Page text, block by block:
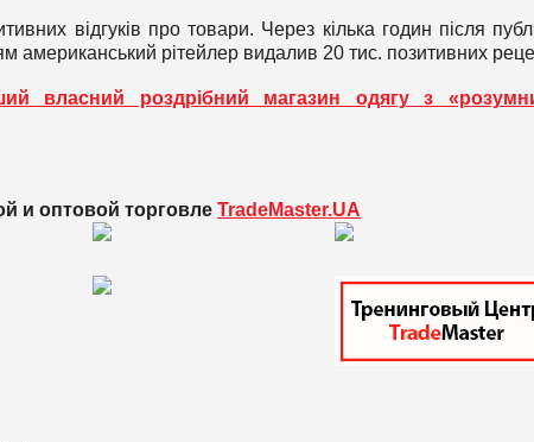
відгуків про товари. Через кілька годин після
американський рітейлер видалив 20 тис. позитивних
власний роздрібний магазин одягу з
и оптовой торговле TradeMaster.UA